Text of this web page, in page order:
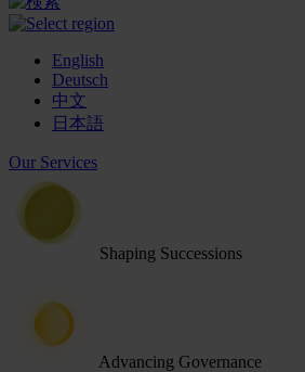
English
Deutsch
中文
日本語
Our Services
Shaping Successions
Advancing Governance